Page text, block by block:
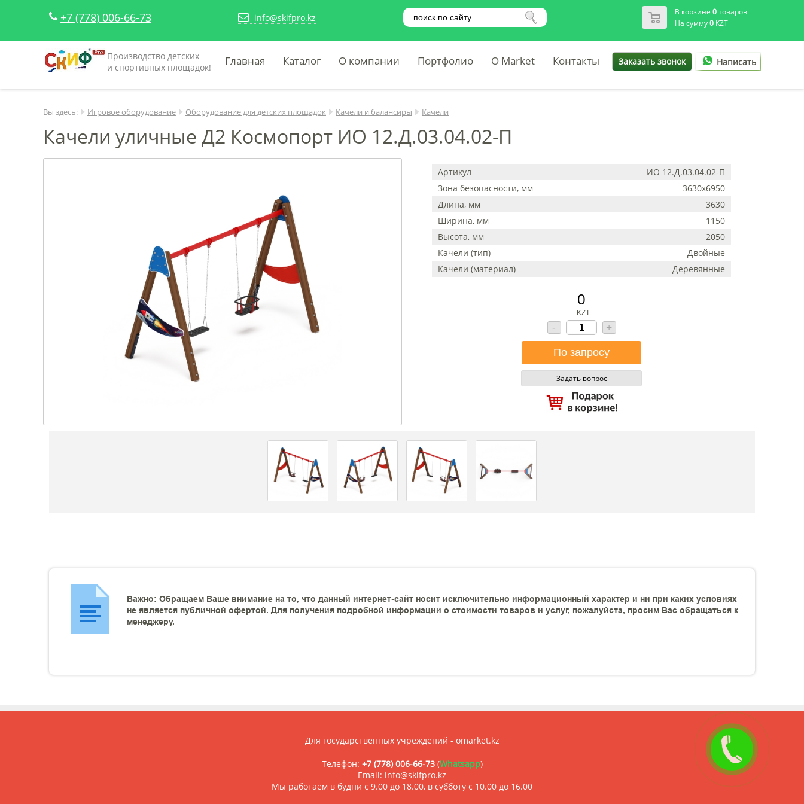
+7 (778) 006-66-73 info@skifpro.kz В корзине 0товаров
На сумму0KZT
Производство детских
и спортивных площадок!
Главная Каталог О компании Портфолио O Market Контакты Заказать звонок Написать
Вы здесь: Игровое оборудование Оборудование для детских площадок Качели и балансиры Качели
Качели уличные Д2 Космопорт ИО 12.Д.03.04.02-П
Артикул
ИО 12.Д.03.04.02-П
Зона безопасности, мм
3630х6950
Длина, мм
3630
Ширина, мм
1150
Высота, мм
2050
Качели (тип)
Двойные
Качели (материал)
Деревянные
0
KZT
- +
Задать вопрос
Важно: Обращаем Ваше внимание на то, что данный интернет-сайт носит исключительно информационный характер и ни при каких условиях
не является публичной офертой. Для получения подробной информации о стоимости товаров и услуг, пожалуйста, просим Вас обращаться к
менеджеру.
Для государственных учреждений - omarket.kz
Телефон: +7 (778) 006-66-73(Whatsapp)
Email: info@skifpro.kz
Мы работаем в будни с 9.00 до 18.00, в субботу с 10.00 до 16.00